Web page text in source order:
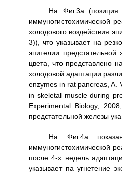
На Фиг.3а (позиция
иммуногистохимической
холодового воздействия
3)), что указывает на
эпителии
цвета, что представлено
холодовой адаптации
enzymes in rat pancreas, A.
in skeletal muscle during
Experimental Biology,
предстательной железы
На Фиг.4а
иммуногистохимической
после 4-х недель
указывает па угнетение